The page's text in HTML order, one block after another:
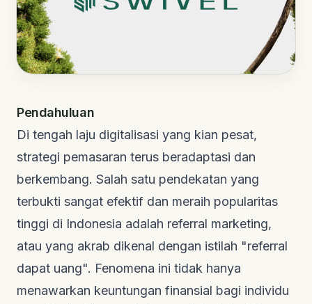
Pendahuluan
Di tengah laju digitalisasi yang kian pesat,
strategi pemasaran terus beradaptasi dan
berkembang. Salah satu pendekatan yang
terbukti sangat efektif dan meraih popularitas
tinggi di Indonesia adalah referral marketing,
atau yang akrab dikenal dengan istilah "referral
dapat uang". Fenomena ini tidak hanya
menawarkan keuntungan finansial bagi individu